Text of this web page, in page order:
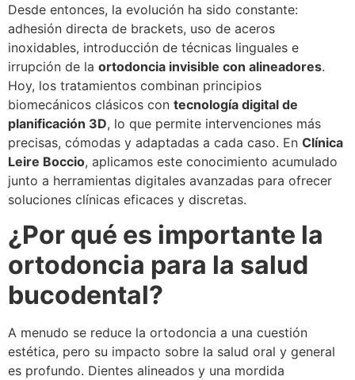
Desde entonces, la evolución ha sido constante:
adhesión directa de brackets, uso de aceros
inoxidables, introducción de técnicas linguales e
irrupción de la ortodoncia invisible con alineadores.
Hoy, los tratamientos combinan principios
biomecánicos clásicos con tecnología digital de
planificación 3D, lo que permite intervenciones más
precisas, cómodas y adaptadas a cada caso. En Clínica
Leire Boccio, aplicamos este conocimiento acumulado
junto a herramientas digitales avanzadas para ofrecer
soluciones clínicas eficaces y discretas.
¿Por qué es importante la
ortodoncia para la salud
bucodental?
A menudo se reduce la ortodoncia a una cuestión
estética, pero su impacto sobre la salud oral y general
es profundo. Dientes alineados y una mordida